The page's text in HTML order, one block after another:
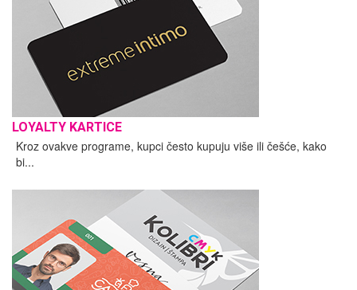
LOYALTY KARTICE
Kroz ovakve programe, kupci često kupuju više ili češće, kako
bi...